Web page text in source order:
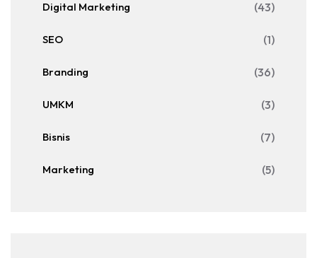
Digital Marketing (43)
SEO (1)
Branding (36)
UMKM (3)
Bisnis (7)
Marketing (5)